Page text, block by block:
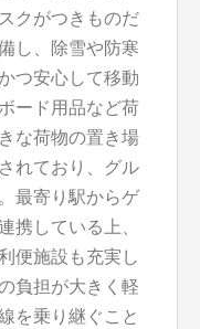
クがつきものだ
し、除雪や防寒
つ安心して移動
ード用品など荷
な荷物の置き場
れており、グル
最寄り駅からゲ
携している上、
便施設も充実し
負担が大きく軽
を乗り継ぐこと